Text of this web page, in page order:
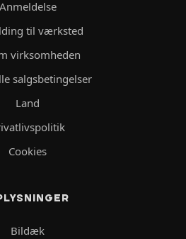
Anmeldelse
til værksted
virksomheden
salgsbetingelser
Land
Cookies
Bildæk